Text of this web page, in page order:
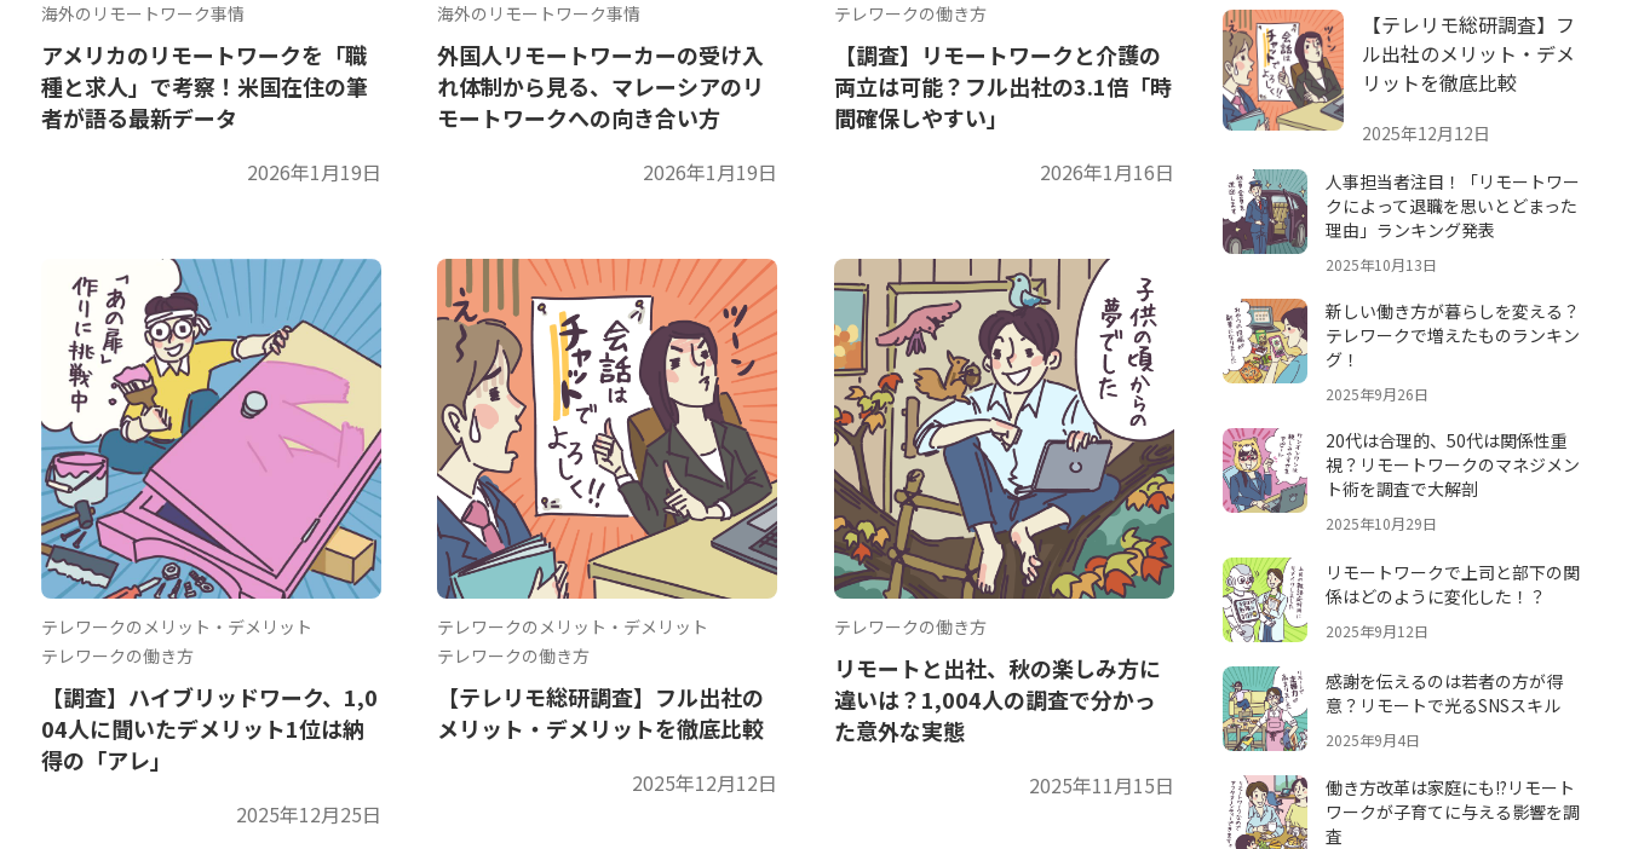
海外のリモートワーク事情
アメリカのリモートワークを「職
種と求人」で考察！米国在住の筆
者が語る最新データ
2026年1月19日
海外のリモートワーク事情
外国人リモートワーカーの受け入
れ体制から見る、マレーシアのリ
モートワークへの向き合い方
2026年1月19日
テレワークの働き方
【調査】リモートワークと介護の
両立は可能？フル出社の3.1倍「時
間確保しやすい」
2026年1月16日
テレワークのメリット・デメリット
テレワークの働き方
【調査】ハイブリッドワーク、1,0
04人に聞いたデメリット1位は納
得の「アレ」
2025年12月25日
テレワークのメリット・デメリット
テレワークの働き方
【テレリモ総研調査】フル出社の
メリット・デメリットを徹底比較
2025年12月12日
テレワークの働き方
リモートと出社、秋の楽しみ方に
違いは？1,004人の調査で分かっ
た意外な実態
2025年11月15日
【テレリモ総研調査】フ
ル出社のメリット・デメ
リットを徹底比較
2025年12月12日
人事担当者注目！「リモートワー
クによって退職を思いとどまった
理由」ランキング発表
2025年10月13日
新しい働き方が暮らしを変える？
テレワークで増えたものランキン
グ！
2025年9月26日
20代は合理的、50代は関係性重
視？リモートワークのマネジメン
ト術を調査で大解剖
2025年10月29日
リモートワークで上司と部下の関
係はどのように変化した！？
2025年9月12日
感謝を伝えるのは若者の方が得
意？リモートで光るSNSスキル
2025年9月4日
働き方改革は家庭にも!?リモート
ワークが子育てに与える影響を調
査